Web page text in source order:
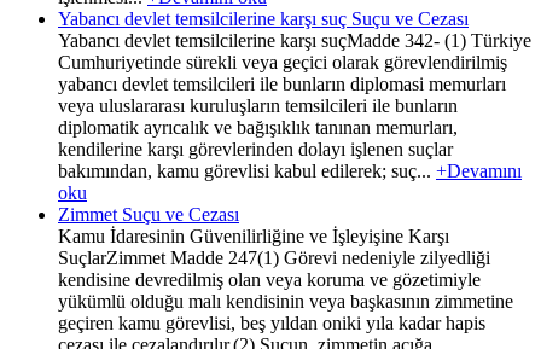
Yabancı devlet temsilcilerine karşı suç Suçu ve Cezası
Yabancı devlet temsilcilerine karşı suçMadde 342- (1) Türkiye
Cumhuriyetinde sürekli veya geçici olarak görevlendirilmiş
yabancı devlet temsilcileri ile bunların diplomasi memurları
veya uluslararası kuruluşların temsilcileri ile bunların
diplomatik ayrıcalık ve bağışıklık tanınan memurları,
kendilerine karşı görevlerinden dolayı işlenen suçlar
bakımından, kamu görevlisi kabul edilerek; suç... +Devamını
oku
Zimmet Suçu ve Cezası
Kamu İdaresinin Güvenilirliğine ve İşleyişine Karşı
SuçlarZimmet Madde 247(1) Görevi nedeniyle zilyedliği
kendisine devredilmiş olan veya koruma ve gözetimiyle
yükümlü olduğu malı kendisinin veya başkasının zimmetine
geçiren kamu görevlisi, beş yıldan oniki yıla kadar hapis
cezası ile cezalandırılır.(2) Suçun, zimmetin açığa